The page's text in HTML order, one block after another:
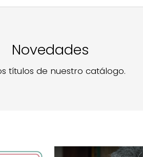
Novedades
títulos de nuestro catálogo.